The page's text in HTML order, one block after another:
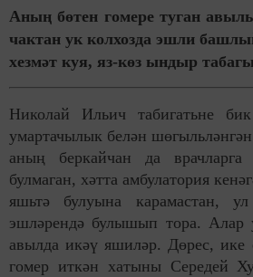
Аның бөтен гомере туган
чактан ук колхозда эшли
хезмәт куя, яз-көз ындыр
Николай Ильич табигатьне
умартачылык белән
аның беркайчан да врачларга
булмаган, хәтта амбулатория
яшьтә булуына карамастан,
эшләрендә булышып тора. Алар
авылда икәү яшиләр. Дөрес, ике
гомер иткән хатыны Середей